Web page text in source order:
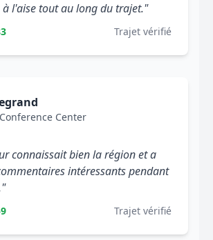
à l'aise tout au long du trajet."
Trajet vérifié
Center
connaissait bien la région et a
intéressants pendant
Trajet vérifié